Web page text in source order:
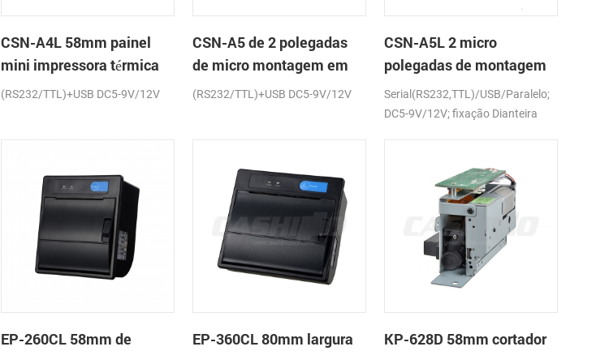
CSN-A4L 58mm painel
mini impressora térmica
de recibos
(RS232/TTL)+USB DC5-9V/12V
CSN-A5 de 2 polegadas
de micro montagem em
painel impressora térmica
(RS232/TTL)+USB DC5-9V/12V
CSN-A5L 2 micro
polegadas de montagem
em painel impressora
térmica de recibos
Serial(RS232,TTL)/USB/Paralelo;
DC5-9V/12V; fixação Dianteira
EP-260CL 58mm de
EP-360CL 80mm largura
KP-628D 58mm cortador